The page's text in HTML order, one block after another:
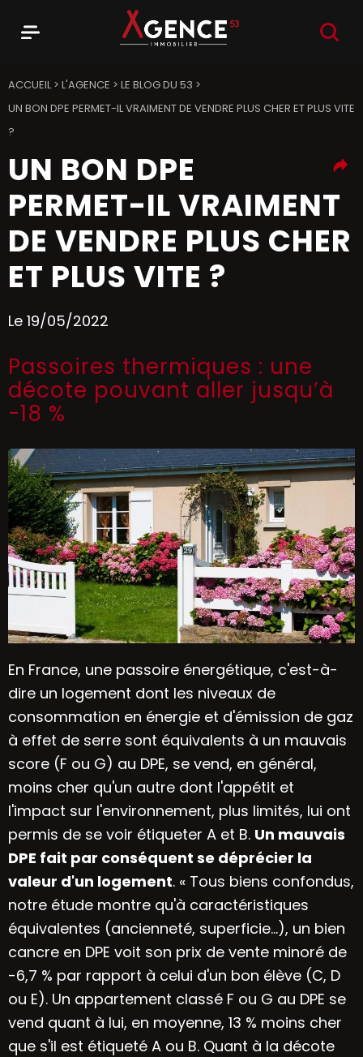
ACCUEIL> L'AGENCE > LE BLOG DU 53 >
UN BON DPE PERMET-IL VRAIMENT DE VENDRE PLUS CHER ET PLUS VITE
?
UN BON DPE
PERMET-IL VRAIMENT
DE VENDRE PLUS CHER
ET PLUS VITE ?
Le 19/05/2022
Passoires thermiques : une
décote pouvant aller jusqu’à
-18 %
En France, une passoire énergétique, c'est-à-
dire un logement dont les niveaux de
consommation en énergie et d'émission de gaz
à effet de serre sont équivalents à un mauvais
score (F ou G) au DPE, se vend, en général,
moins cher qu'un autre dont l'appétit et
l'impact sur l'environnement, plus limités, lui ont
permis de se voir étiqueter A et B. Un mauvais
DPE fait par conséquent se déprécier la
valeur d'un logement. « Tous biens confondus,
notre étude montre qu'à caractéristiques
équivalentes (ancienneté, superficie...), un bien
cancre en DPE voit son prix de vente minoré de
-6,7 % par rapport à celui d'un bon élève (C, D
ou E). Un appartement classé F ou G au DPE se
vend quant à lui, en moyenne, 13 % moins cher
que s'il est étiqueté A ou B. Quant à la décote